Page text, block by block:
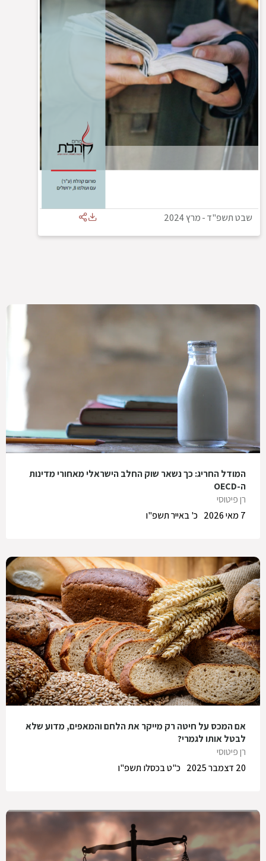
שבט תשפ"ד-מרץ 2024
המודל החריג: כך נשאר שוק החלב הישראלי מאחורי מדינות
ה-OECD
רן פיטוסי
כ' באייר תשפ"ו
7 מאי 2026
אם המכס על חיטה רק מייקר את הלחם והמאפים, מדוע שלא
לבטל אותו לגמרי?
רן פיטוסי
כ"ט בכסלו תשפ"ו
20 דצמבר 2025